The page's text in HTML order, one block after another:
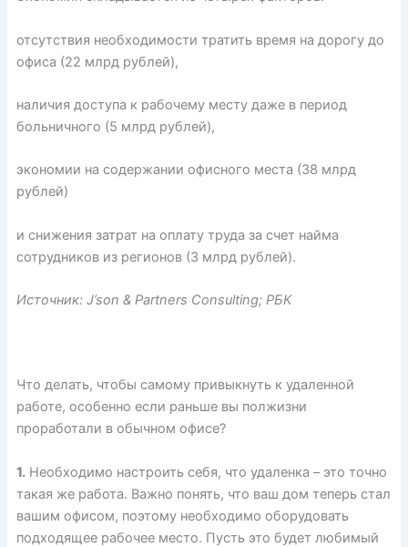
отсутствия необходимости тратить время на дорогу до
офиса (22 млрд рублей),
наличия доступа к рабочему месту даже в период
больничного (5 млрд рублей),
экономии на содержании офисного места (38 млрд
рублей)
и снижения затрат на оплату труда за счет найма
сотрудников из регионов (3 млрд рублей).
Источник: J’son & Partners Consulting; РБК
Что делать, чтобы самому привыкнуть к удаленной
работе, особенно если раньше вы полжизни
проработали в обычном офисе?
1.Необходимо настроить себя, что удаленка – это точно
такая же работа. Важно понять, что ваш дом теперь стал
вашим офисом, поэтому необходимо оборудовать
подходящее рабочее место. Пусть это будет любимый